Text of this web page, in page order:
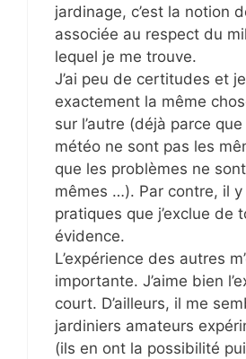
jardinage, c’est la notion
associée au respect du
lequel je me trouve.
J’ai peu de certitudes et
exactement la même
sur l’autre (déjà parce
météo ne sont pas les
que les problèmes ne
mêmes …). Par contre, il y
pratiques que j’exclue de
évidence.
L’expérience des autres
importante. J’aime bien
court. D’ailleurs, il me
jardiniers amateurs
(ils en ont la possibilité